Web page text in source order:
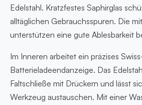
Edelstahl. Kratzfestes Saphirglas
alltäglichen Gebrauchsspuren. Die
unterstützen eine gute Ablesbarkeit
Im Inneren arbeitet ein präzises
Batterieladeendanzeige. Das
Faltschließe mit Drückern und lässt
Werkzeug austauschen. Mit einer